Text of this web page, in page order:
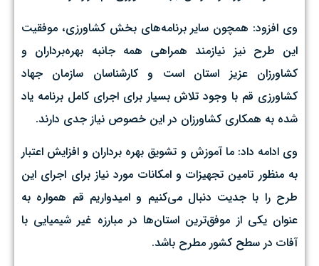
وی افزود: همچون سایر برنامه‌های بخش‌ کشاورزی، موفقیت
این طرح نیز نیازمند همراهی همه جانبه بهره‌برداران و
کشاورزان عزیز استان است و کارشناسان سازمان جهاد
کشاورزی قم با وجود تلاش بسیار برای اجرای کامل برنامه یاد
شده به همکاری کشاورزان در این خصوص نیاز جدی دارند.
وی ادامه داد: ما آموزش و تشویق بهره برداران و افزایش اعتبار
به منظور تامین تجهیزات و امکانات مورد نیاز برای اجرای این
طرح را با جدیت دنبال می‌کنیم و امیدواریم قم همواره به
عنوان یکی از موفق‌ترین استان‌ها در مبارزه غیر شیمیایی با
آفات در سطح کشور مطرح باشد.